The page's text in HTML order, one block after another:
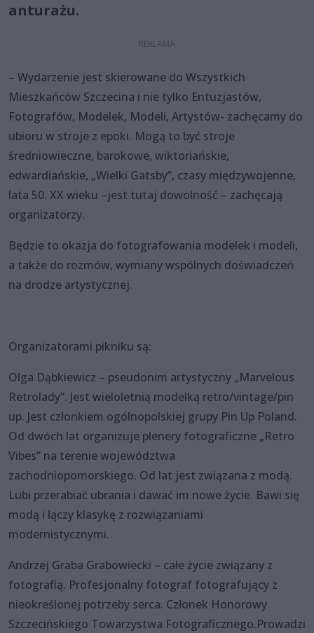
anturażu.
– Wydarzenie jest skierowane do Wszystkich
Mieszkańców Szczecina i nie tylko Entuzjastów,
Fotografów, Modelek, Modeli, Artystów- zachęcamy do
ubioru w stroje z epoki. Mogą to być stroje
średniowieczne, barokowe, wiktoriańskie,
edwardiańskie, „Wielki Gatsby”, czasy międzywojenne,
lata 50. XX wieku –jest tutaj dowolność – zachęcają
organizatorzy.
Będzie to okazja do fotografowania modelek i modeli,
a także do rozmów, wymiany wspólnych doświadczeń
na drodze artystycznej.
Organizatorami pikniku są:
Olga Dąbkiewicz – pseudonim artystyczny „Marvelous
Retrolady”. Jest wieloletnią modelką retro/vintage/pin
up. Jest członkiem ogólnopolskiej grupy Pin Up Poland.
Od dwóch lat organizuje plenery fotograficzne „Retro
Vibes” na terenie województwa
zachodniopomorskiego. Od lat jest związana z modą.
Lubi przerabiać ubrania i dawać im nowe życie. Bawi się
modą i łączy klasykę z rozwiązaniami
modernistycznymi.
Andrzej Graba Grabowiecki – całe życie związany z
fotografią. Profesjonalny fotograf fotografujący z
nieokreślonej potrzeby serca. Członek Honorowy
Szczecińskiego Towarzystwa Fotograficznego.Prowadzi